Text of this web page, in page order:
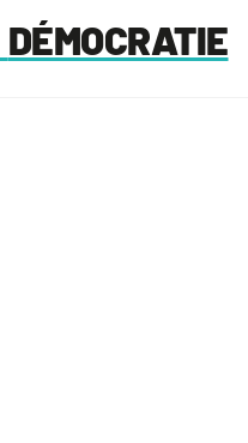
DÉMOCRATIE